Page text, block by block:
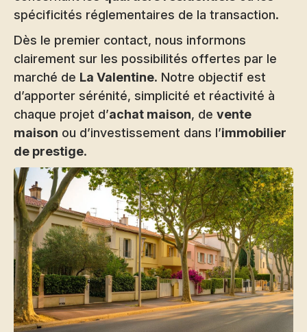
spécificités réglementaires de la transaction.
Dès le premier contact, nous informons
clairement sur les possibilités offertes par le
marché de La Valentine. Notre objectif est
d’apporter sérénité, simplicité et réactivité à
chaque projet d’achat maison, de vente
maison ou d’investissement dans l’immobilier
de prestige.